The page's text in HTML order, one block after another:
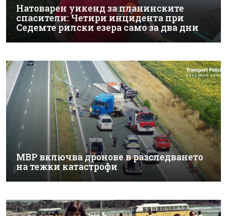
Натоварен уикенд за планинските
спасители: Четири инцидента при
Седемте рилски езера само за два дни
МВР включва дронове в разследването
на тежки катастрофи